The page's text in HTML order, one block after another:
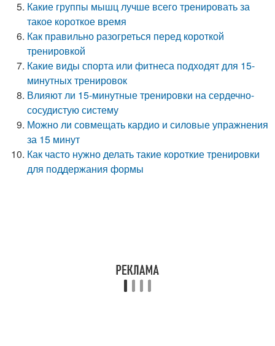
Какие группы мышц лучше всего тренировать за
такое короткое время
Как правильно разогреться перед короткой
тренировкой
Какие виды спорта или фитнеса подходят для 15-
минутных тренировок
Влияют ли 15-минутные тренировки на сердечно-
сосудистую систему
Можно ли совмещать кардио и силовые упражнения
за 15 минут
Как часто нужно делать такие короткие тренировки
для поддержания формы